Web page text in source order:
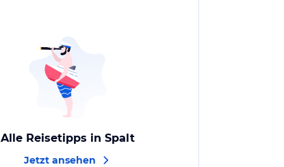
Alle Reisetipps in Spalt
Jetzt ansehen